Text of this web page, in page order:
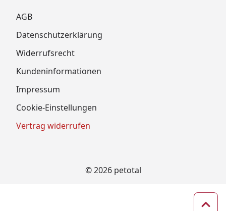
AGB
Datenschutzerklärung
Widerrufsrecht
Kundeninformationen
Impressum
Cookie-Einstellungen
Vertrag widerrufen
© 2026 petotal